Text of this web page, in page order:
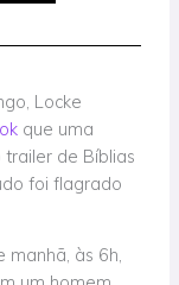
Locke
que uma
de Bíblias
foi flagrado
manhã, às 6h,